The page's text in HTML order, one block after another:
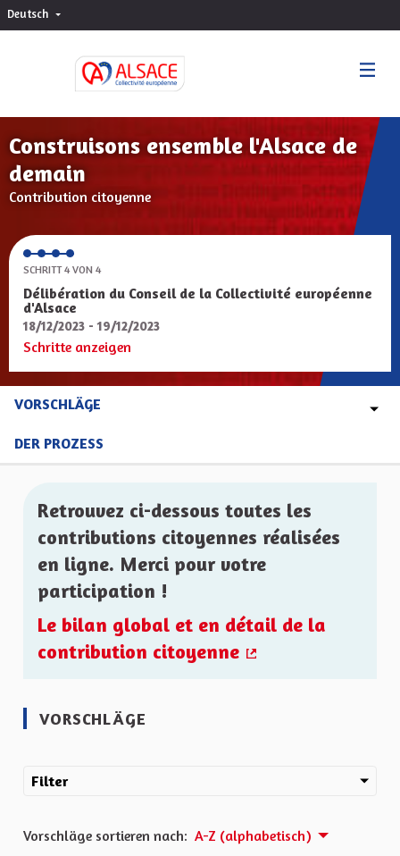
Deutsch Choisir la langue
Construisons ensemble l'Alsace de
demain
Contribution citoyenne
SCHRITT 4 VON 4
Délibération du Conseil de la Collectivité européenne
d'Alsace
18/12/2023 - 19/12/2023
Schritte anzeigen
VORSCHLÄGE
DER PROZESS
Retrouvez ci-dessous toutes les
contributions citoyennes réalisées
en ligne. Merci pour votre
participation !
Le bilan global et en détail de la
contribution citoyenne
VORSCHLÄGE
Filter
Vorschläge sortieren nach: A-Z (alphabetisch)